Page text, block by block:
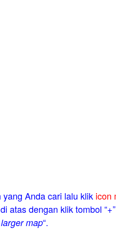
Anda cari lalu klik icon
atas dengan klik tombol
map“.